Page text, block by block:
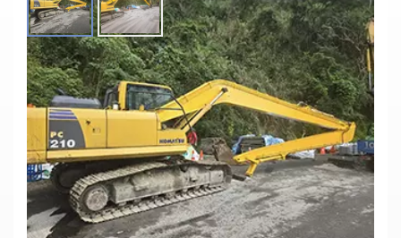
Экскаватор PC210 С Удлиненной Стрелой |
Специально Разработанная Удлиненная Стрела
Для Дноуглубительных Работ И Земляных
Работ На Реках
Материал: Q355B
Цилиндр: Оригинальный размер
Бум: OEM
Рычаг: OEM